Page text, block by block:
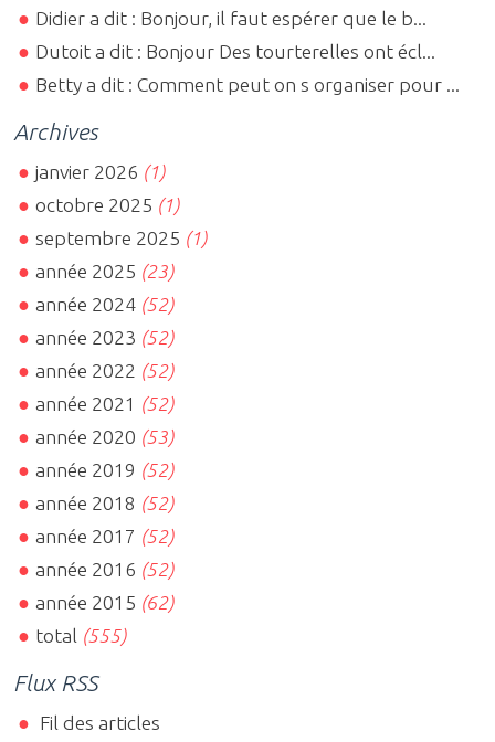
Didier a dit : Bonjour, il faut espérer que le b...
Dutoit a dit : Bonjour Des tourterelles ont écl...
Betty a dit : Comment peut on s organiser pour ...
Archives
janvier 2026 (1)
octobre 2025 (1)
septembre 2025 (1)
année 2025 (23)
année 2024 (52)
année 2023 (52)
année 2022 (52)
année 2021 (52)
année 2020 (53)
année 2019 (52)
année 2018 (52)
année 2017 (52)
année 2016 (52)
année 2015 (62)
total (555)
Flux RSS
Fil des articles